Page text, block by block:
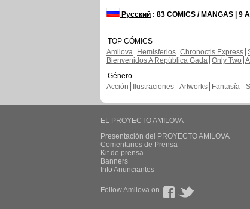
Русский : 83 COMICS / MANGAS | 9
TOP CÓMICS
Amilova
Hemisferios Chronoctis Express
Bienvenidos A República Gada Only Two
Género
Acción
Ilustraciones - Artworks Fantasía -
EL PROYECTO AMILOVA
Presentación del PROYECTO AMILOVA
Comentarios de Prensa
Kit de prensa
Banners
Info Anunciantes
Follow Amilova on